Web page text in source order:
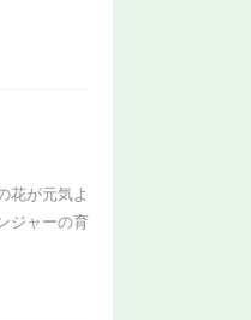
花が元気よ
ジャーの育